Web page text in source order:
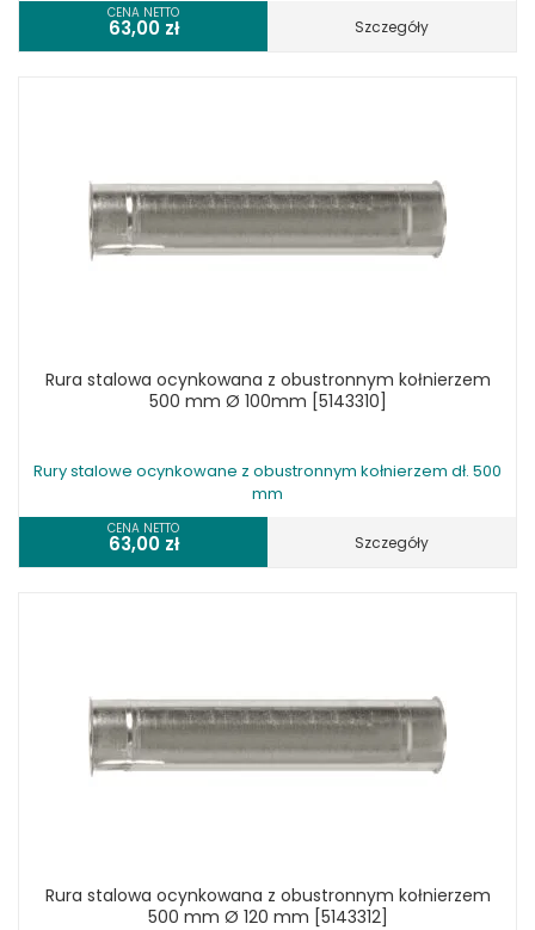
CENA NETTO
63,00 zł Szczegóły
Rura stalowa ocynkowana z obustronnym kołnierzem
500 mm Ø 100mm [5143310]
Rury stalowe ocynkowane z obustronnym kołnierzem dł. 500
mm
CENA NETTO
63,00 zł Szczegóły
Rura stalowa ocynkowana z obustronnym kołnierzem
500 mm Ø 120 mm [5143312]